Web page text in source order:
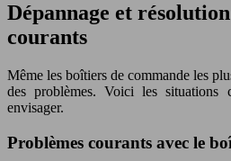
Dépannage et
courants
Même les boîtiers de commande les
des problèmes. Voici les situations
envisager.
Problèmes courants avec le